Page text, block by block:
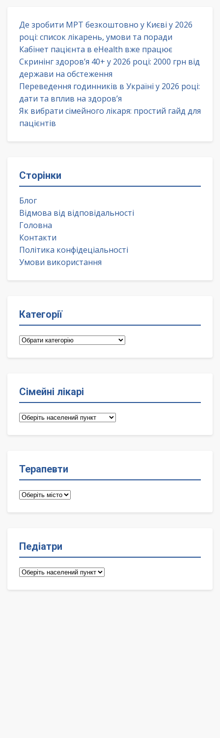
Де зробити МРТ безкоштовно у Києві у 2026
році: список лікарень, умови та поради
Кабінет пацієнта в eHealth вже працює
Скринінг здоров’я 40+ у 2026 році: 2000 грн від
держави на обстеження
Переведення годинників в Україні у 2026 році:
дати та вплив на здоров’я
Як вибрати сімейного лікаря: простий гайд для
пацієнтів
Сторінки
Блог
Відмова від відповідальності
Головна
Контакти
Політика конфідеціальності
Умови використання
Категорії
Категорії
Сімейні лікарі
Сімейні
Терапевти
Терапевти
Педіатри
Педіатри